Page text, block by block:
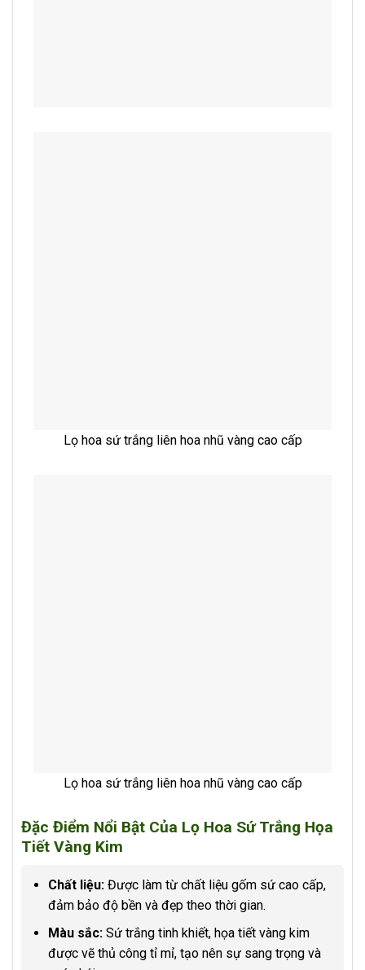
Lọ hoa sứ trắng liên hoa nhũ vàng cao cấp
Lọ hoa sứ trắng liên hoa nhũ vàng cao cấp
Đặc Điểm Nổi Bật Của Lọ Hoa Sứ Trắng Họa
Tiết Vàng Kim
Chất liệu: Được làm từ chất liệu gốm sứ cao cấp,
đảm bảo độ bền và đẹp theo thời gian.
Màu sắc: Sứ trắng tinh khiết, họa tiết vàng kim
được vẽ thủ công tỉ mỉ, tạo nên sự sang trọng và